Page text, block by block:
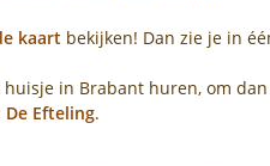
kaart bekijken! Dan zie je in
in Brabant huren, om
De Efteling.